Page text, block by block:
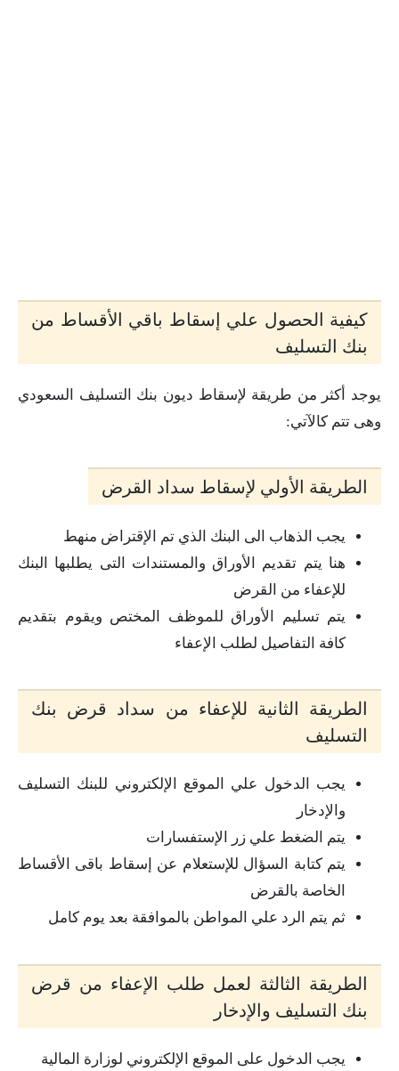
كيفية الحصول علي إسقاط باقي الأقساط من
بنك التسليف
يوجد أكثر من طريقة لإسقاط ديون بنك التسليف السعودي
وهى تتم كالآتي:
الطريقة الأولي لإسقاط سداد القرض
يجب الذهاب الى البنك الذي تم الإقتراض منهط
هنا يتم تقديم الأوراق والمستندات التى يطلبها البنك
للإعفاء من القرض
يتم تسليم الأوراق للموظف المختص ويقوم بتقديم
كافة التفاصيل لطلب الإعفاء
الطريقة الثانية للإعفاء من سداد قرض بنك
التسليف
يجب الدخول علي الموقع الإلكتروني للبنك التسليف
والإدخار
يتم الضغط علي زر الإستفسارات
يتم كتابة السؤال للإستعلام عن إسقاط باقى الأقساط
الخاصة بالقرض
ثم يتم الرد علي المواطن بالموافقة بعد يوم كامل
الطريقة الثالثة لعمل طلب الإعفاء من قرض
بنك التسليف والإدخار
يجب الدخول على الموقع الإلكتروني لوزارة المالية